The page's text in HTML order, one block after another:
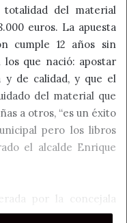
del material
euros. La apuesta
cumple 12 años sin
que nació: apostar
y de calidad, y que el
del material que
a otros, “es un éxito
pero los libros
el alcalde Enrique
por la concejala
viernes el material